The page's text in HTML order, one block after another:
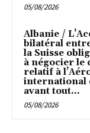
05/08/2026
Albanie /
bilatéral
la Suisse
à négocier le
relatif à
international
avant tout...
05/08/2026